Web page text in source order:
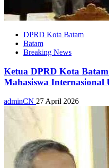
DPRD Kota Batam
Batam
Breaking News
Ketua DPRD Kota
Mahasiswa Internasional
adminCN 27 April 2026